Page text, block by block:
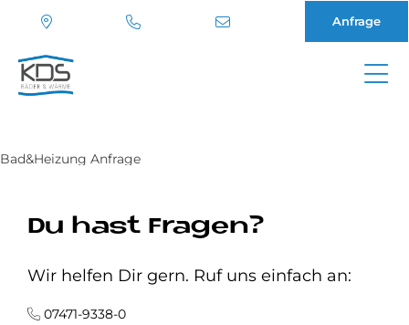
Anfrage
Bad&Heizung Anfrage
Du hast Fragen?
Wir helfen Dir gern. Ruf uns einfach an:
07471-9338-0